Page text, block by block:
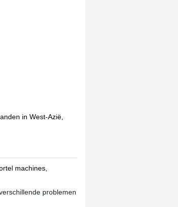
in West-Azië,
machines,
problemen